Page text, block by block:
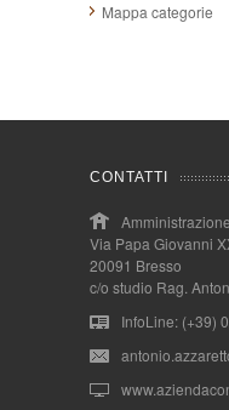
Mappa categorie
CONTATTI
Via Papa Giovanni
20091 Bresso
c/o studio Rag.
InfoLine: (+39)